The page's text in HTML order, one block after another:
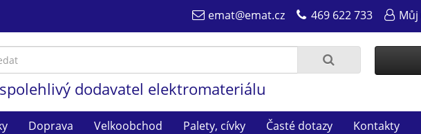
emat@emat.cz 469 622 733
dodavatel elektromateriálu
Doprava Velkoobchod Palety, cívky Časté dotazy Kontakty